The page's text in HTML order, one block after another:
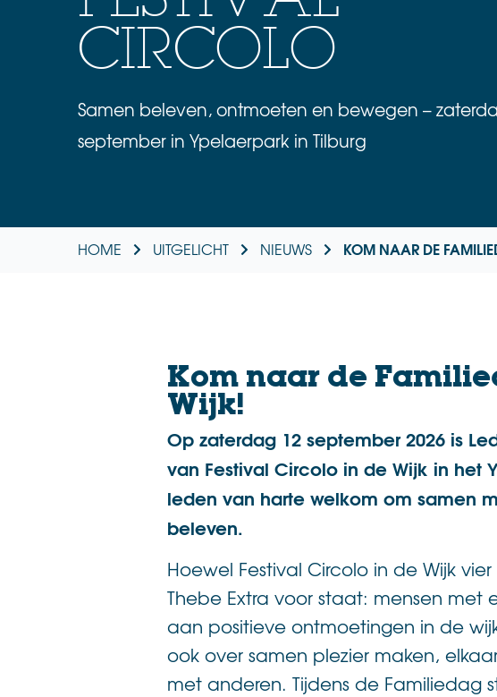
CIRCOLO
Samen beleven, ontmoeten en bewegen –
september in Ypelaerpark in Tilburg
HOME UITGELICHT NIEUWS KOM NAAR DE
Kom naar de
Wijk!
Op zaterdag 12 september 2026 is
van Festival Circolo in de Wijk in het
leden van harte welkom om samen
beleven.
Hoewel Festival Circolo in de Wijk
Thebe Extra voor staat: mensen
aan positieve ontmoetingen in de
ook over samen plezier maken,
met anderen. Tijdens de Familiedag